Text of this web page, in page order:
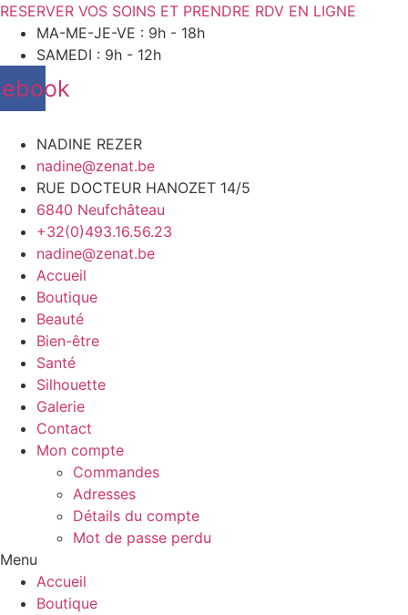
RESERVER VOS SOINS ET PRENDRE RDV EN LIGNE
MA-ME-JE-VE : 9h - 18h
SAMEDI : 9h - 12h
NADINE REZER
nadine@zenat.be
RUE DOCTEUR HANOZET 14/5
6840 Neufchâteau
+32(0)493.16.56.23
nadine@zenat.be
Accueil
Boutique
Beauté
Bien-être
Santé
Silhouette
Galerie
Contact
Mon compte
Commandes
Adresses
Détails du compte
Mot de passe perdu
Menu
Accueil
Boutique